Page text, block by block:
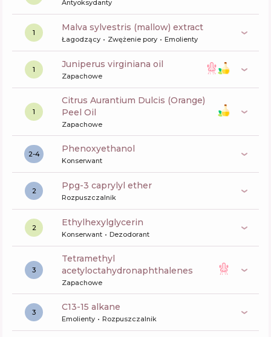
Antyoksydanty
1 malva sylvestris (mallow) extract
Łagodzący Zwężenie pory Emolienty
1 juniperus virginiana oil
Zapachowe
1
Citrus Aurantium Dulcis (Orange)
Peel Oil
Zapachowe
2-4 phenoxyethanol
Konserwant
2 ppg-3 caprylyl ether
Rozpuszczalnik
2 ethylhexylglycerin
Konserwant Dezodorant
3
tetramethyl
acetyloctahydronaphthalenes
Zapachowe
3 c13-15 alkane
Emolienty Rozpuszczalnik